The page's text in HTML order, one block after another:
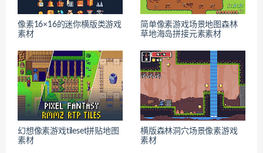
像素16×16的迷你横版类游戏
素材
简单像素游戏场景地图森林
草地海岛拼接元素素材
幻想像素游戏tileset拼贴地图
素材
横版森林洞穴场景像素游戏
素材